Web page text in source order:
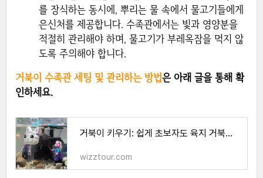
를 장식하는 동시에, 뿌리는 물 속에서 물고기들에게
은신처를 제공합니다. 수족관에서는 빛과 영양분을
적절히 관리해야 하며, 물고기가 부레옥잠을 먹지 않
도록 주의해야 합니다.
거북이 수족관 세팅 및 관리하는 방법은 아래 글을 통해 확
인하세요.
거북이 키우기: 쉽게 초보자도 육지 거북이와 반수생 거북이 서식지 세팅 및 관리하기
wizztour.com